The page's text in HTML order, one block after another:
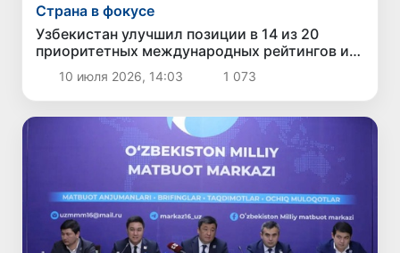
Страна в фокусе
Узбекистан улучшил позиции в 14 из 20
приоритетных международных рейтингов и
индексов
10 июля 2026, 14:03 1 073